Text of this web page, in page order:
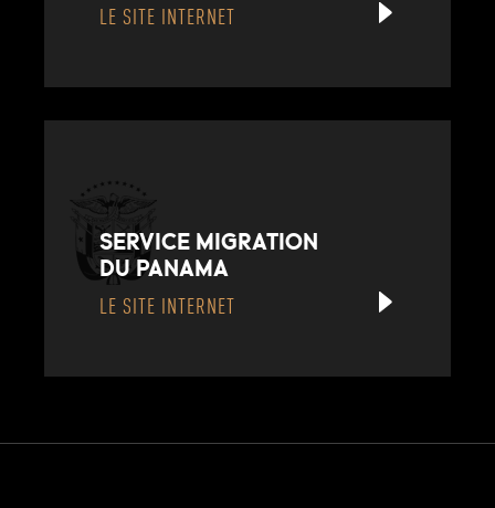
LE SITE INTERNET
SERVICE MIGRATION
DU PANAMA
LE SITE INTERNET